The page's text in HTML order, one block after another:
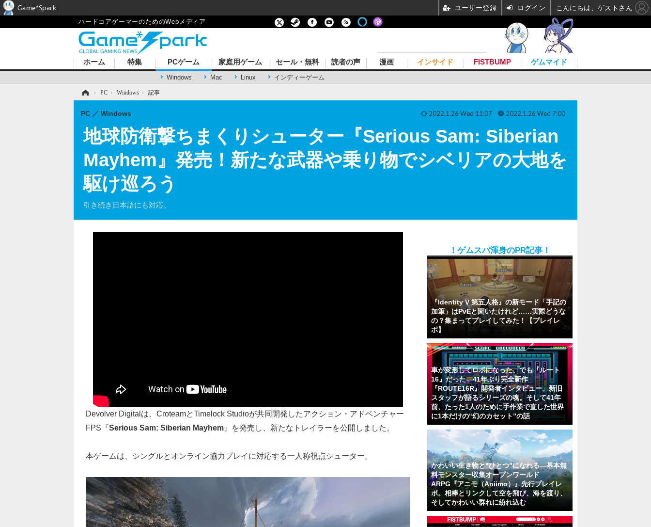
ハードコアゲーマーのためのWebメディア
ホーム 特集 PCゲーム
Windows Mac Linux インディーゲーム
家庭用ゲーム セール・無料 読者の声 漫画 インサイド FISTBUMP ゲムマイド
› PC › Windows › 記事
地球防衛撃ちまくりシューター『Serious Sam: Siberian
Mayhem』発売！新たな武器や乗り物でシベリアの大地を
駆け巡ろう
引き続き日本語にも対応。
PC Windows 2022.1.26 Wed 11:07 2022.1.26 Wed 7:00
Devolver Digitalは、CroteamとTimelock Studioが共同開発したアクション・アドベンチャー
FPS『Serious Sam: Siberian Mayhem 』を発売し、新たなトレイラーを公開しました。
本ゲームは、シングルとオンライン協力プレイに対応する一人称視点シューター。
！ゲムスパ渾身のPR記事！
『Identity V 第五人格』の新モード「手記の
加筆」はPvEと聞いたけれど……実際どうな
の？集まってプレイしてみた！【プレイレ
ポ】
車が変形してロボになった、でも『ルート
16』だった―41年ぶり完全新作
『ROUTE16R』開発者インタビュー。新旧
スタッフが語るシリーズの魂。そして41年
前、たった1人のために手作業で直した世界
に1本だけの“幻のカセット”の話
かわいい生き物と"ひとつ"になれる―基本無
料モンスター収集オープンワールド
ARPG『アニモ（Aniimo）』先行プレイレ
ポ。相棒とリンクして空を飛び、海を渡り、
そしてかわいい群れに紛れ込む
Game*Spark ユーザー登録 ログイン こんにちは、ゲストさん